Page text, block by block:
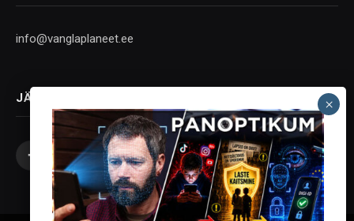
info@vanglaplaneet.ee
JÄLGI SOTSIAALMEEDIAS
Facebook
X
(Twitter)
InstagramYouTubeTelegram